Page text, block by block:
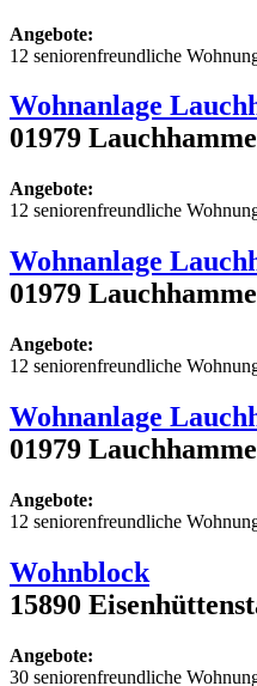
Angebote:
12 seniorenfreundliche
Wohnanlage
01979
Angebote:
12 seniorenfreundliche
Wohnanlage
01979
Angebote:
12 seniorenfreundliche
Wohnanlage
01979
Angebote:
12 seniorenfreundliche
Wohnblock
15890
Angebote:
30 seniorenfreundliche